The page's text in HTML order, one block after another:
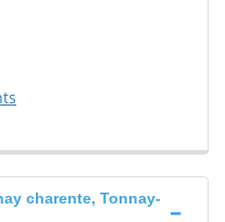
charente, Tonnay-